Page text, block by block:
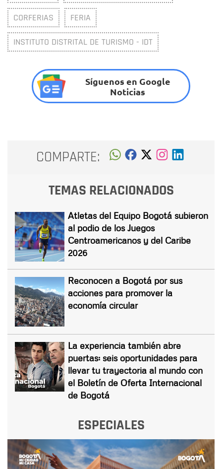
CORFERIAS FERIA
INSTITUTO DISTRITAL DE TURISMO - IDT
Síguenos en Google
Noticias
COMPARTE:
TEMAS RELACIONADOS
Atletas del Equipo Bogotá subieron
al podio de los Juegos
Centroamericanos y del Caribe
2026
Reconocen a Bogotá por sus
acciones para promover la
economía circular
La experiencia también abre
puertas: seis oportunidades para
llevar tu trayectoria al mundo con
el Boletín de Oferta Internacional
de Bogotá
ESPECIALES